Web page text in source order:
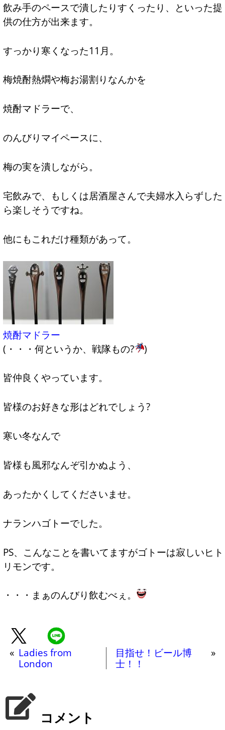
飲み手のペースで潰したりすくったり、といった提
供の仕方が出来ます。
すっかり寒くなった11月。
梅焼酎熱燗や梅お湯割りなんかを
焼酎マドラーで、
のんびりマイペースに、
梅の実を潰しながら。
宅飲みで、もしくは居酒屋さんで夫婦水入らずした
ら楽しそうですね。
他にもこれだけ種類があって。
焼酎マドラー
(・・・何というか、戦隊もの?
)
皆仲良くやっています。
皆様のお好きな形はどれでしょう?
寒い冬なんで
皆様も風邪なんぞ引かぬよう、
あったかくしてくださいませ。
ナランハゴトーでした。
PS、こんなことを書いてますがゴトーは寂しいヒト
リモンです。
・・・まぁのんびり飲むべぇ。
« Ladies from
London
目指せ！ビール博
士！！
»
コメント